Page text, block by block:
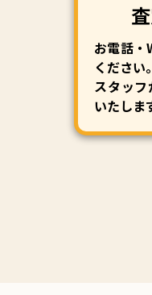
お電話・
ください。
スタッ
いたしま